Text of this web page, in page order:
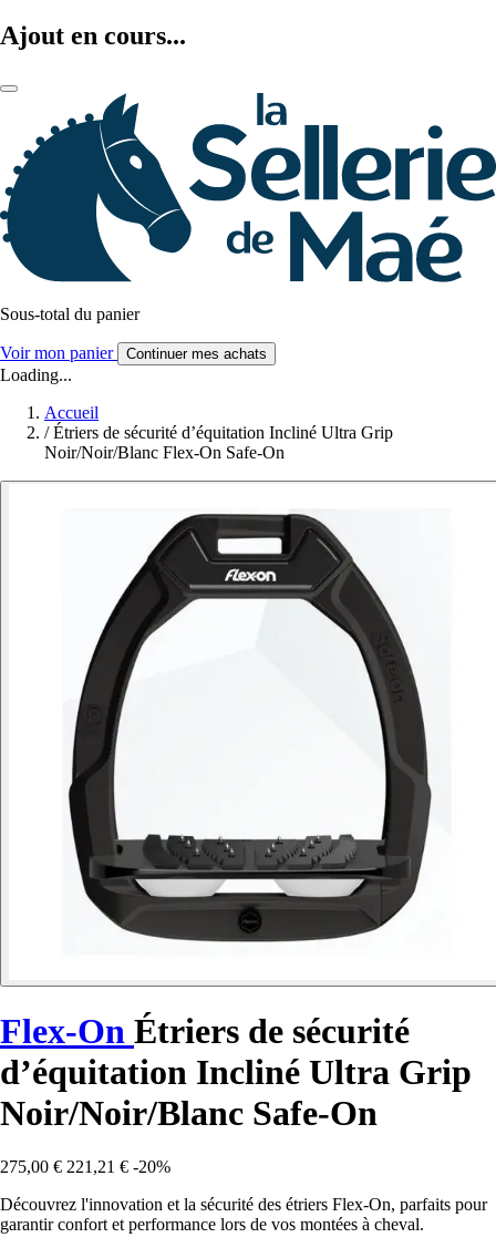
Ajout en cours...
Sous-total du panier
Voir mon panier Continuer mes achats
Loading...
Accueil
/ Étriers de sécurité d’équitation Incliné Ultra Grip
Noir/Noir/Blanc Flex-On Safe-On
Flex-On Étriers de sécurité
d’équitation Incliné Ultra Grip
Noir/Noir/Blanc Safe-On
275,00 € 221,21 € -20%
Découvrez l'innovation et la sécurité des étriers Flex-On, parfaits pour
garantir confort et performance lors de vos montées à cheval.